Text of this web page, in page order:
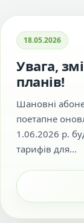
18.05.2026
Увага,
планів!
Шановні
поетапне
1.06.2026 р.
тарифів для...